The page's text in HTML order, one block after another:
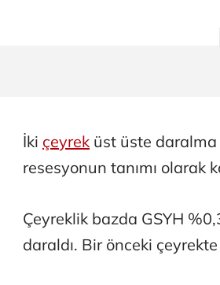
İki çeyreküst üste daralma
resesyonun tanımı olarak
Çeyreklik bazda GSYH
daraldı. Bir önceki